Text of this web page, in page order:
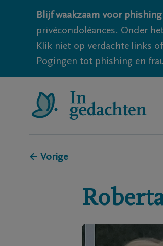
Blijf waakzaam voor
privécondoléances. Onder
Klik niet op verdachte links
Pogingen tot phishing en
← Vorige